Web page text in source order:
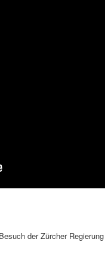
der Zürcher Regierung